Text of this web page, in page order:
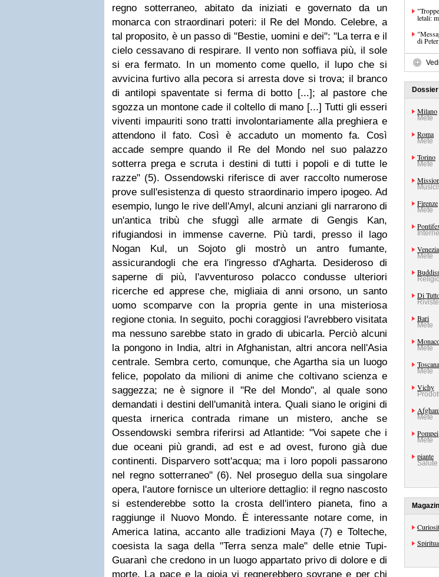
regno sotterraneo, abitato da iniziati e governato da un
monarca con straordinari poteri: il Re del Mondo. Celebre, a
tal proposito, è un passo di "Bestie, uomini e dei": "La terra e il
cielo cessavano di respirare. Il vento non soffiava più, il sole
si era fermato. In un momento come quello, il lupo che si
avvicina furtivo alla pecora si arresta dove si trova; il branco
di antilopi spaventate si ferma di botto [...]; al pastore che
sgozza un montone cade il coltello di mano [...] Tutti gli esseri
viventi impauriti sono tratti involontariamente alla preghiera e
attendono il fato. Così è accaduto un momento fa. Così
accade sempre quando il Re del Mondo nel suo palazzo
sotterra prega e scruta i destini di tutti i popoli e di tutte le
razze" (5). Ossendowski riferisce di aver raccolto numerose
prove sull'esistenza di questo straordinario impero ipogeo. Ad
esempio, lungo le rive dell'Amyl, alcuni anziani gli narrarono di
un'antica tribù che sfuggì alle armate di Gengis Kan,
rifugiandosi in immense caverne. Più tardi, presso il lago
Nogan Kul, un Sojoto gli mostrò un antro fumante,
assicurandogli che era l'ingresso d'Agharta. Desideroso di
saperne di più, l'avventuroso polacco condusse ulteriori
ricerche ed apprese che, migliaia di anni orsono, un santo
uomo scomparve con la propria gente in una misteriosa
regione ctonia. In seguito, pochi coraggiosi l'avrebbero visitata
ma nessuno sarebbe stato in grado di ubicarla. Perciò alcuni
la pongono in India, altri in Afghanistan, altri ancora nell'Asia
centrale. Sembra certo, comunque, che Agartha sia un luogo
felice, popolato da milioni di anime che coltivano scienza e
saggezza; ne è signore il "Re del Mondo", al quale sono
demandati i destini dell'umanità intera. Quali siano le origini di
questa irnerica contrada rimane un mistero, anche se
Ossendowski sembra riferirsi ad Atlantide: "Voi sapete che i
due oceani più grandi, ad est e ad ovest, furono già due
continenti. Disparvero sott'acqua; ma i loro popoli passarono
nel regno sotterraneo" (6). Nel proseguo della sua singolare
opera, l'autore fornisce un ulteriore dettaglio: il regno nascosto
si estenderebbe sotto la crosta dell'intero pianeta, fino a
raggiunge il Nuovo Mondo. È interessante notare come, in
America latina, accanto alle tradizioni Maya (7) e Tolteche,
coesista la saga della "Terra senza male" delle etnie Tupi-
Guaranì che credono in un luogo appartato privo di dolore e di
morte. La pace e la gioia vi regnerebbero sovrane e per chi
letali:
di
Milano
Mete
Roma
Mete
Torino
Mete
Mission
Firenze
Mete
Venezia
Mete
Di
Riviste
Bari
Mete
Mete
Toscana
Mete
Vichy
Mete
Pompei
Mete
piante
Salute